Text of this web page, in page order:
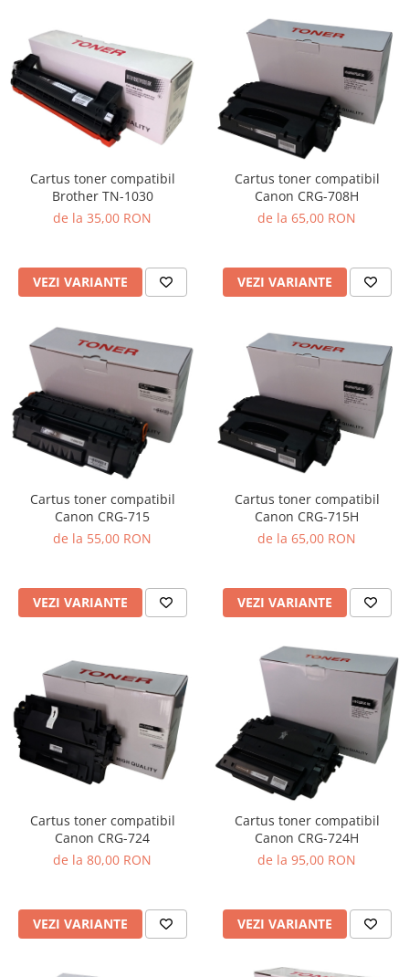
Cartus toner compatibil
Brother TN-1030
de la 35,00 RON
VEZI VARIANTE
Cartus toner compatibil
Canon CRG-708H
de la 65,00 RON
VEZI VARIANTE
Cartus toner compatibil
Canon CRG-715
de la 55,00 RON
VEZI VARIANTE
Cartus toner compatibil
Canon CRG-715H
de la 65,00 RON
VEZI VARIANTE
Cartus toner compatibil
Canon CRG-724
de la 80,00 RON
VEZI VARIANTE
Cartus toner compatibil
Canon CRG-724H
de la 95,00 RON
VEZI VARIANTE